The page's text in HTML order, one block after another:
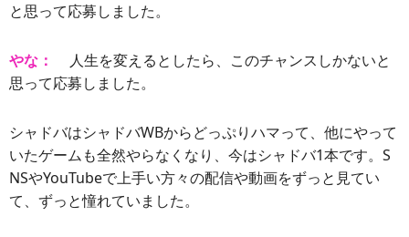
と思って応募しました。
やな：
人生を変えるとしたら、このチャンスしかないと
思って応募しました。
シャドバはシャドバWBからどっぷりハマって、他にやって
いたゲームも全然やらなくなり、今はシャドバ1本です。S
NSやYouTubeで上手い方々の配信や動画をずっと見てい
て、ずっと憧れていました。